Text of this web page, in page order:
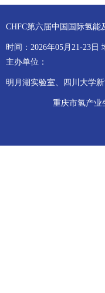
CHFC第六届中国国际氢
时间：2026年05月21-23日
主办单位：
明月湖实验室、四川大学
重庆市氢产业